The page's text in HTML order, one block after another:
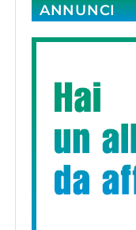
ANNUNCI